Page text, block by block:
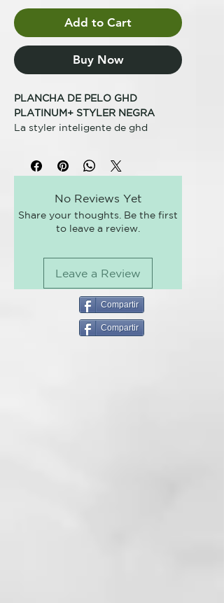
Add to Cart
Buy Now
PLANCHA DE PELO GHD
PLATINUM+ STYLER NEGRA
La styler inteligente de ghd
plancha de pelo inteligente de
tecnología predictiva Ultra-zone™.
Esta plancha profesional predice y
se adapta a las necesidades de tu
peinado personalizada.
Tecnología predictiva Ultra-zone™
Gracias a la revolucionaria
tecnología predictiva Ultra-zone™,
la styler ghd platinum+ reconoce
No Reviews Yet
Share your thoughts. Be the first
to leave a review.
Leave a Review
Compartir
Compartir